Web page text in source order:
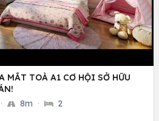
MẮT TOÀ A1 CƠ HỘI SỞ HỮU
· 8m · 2